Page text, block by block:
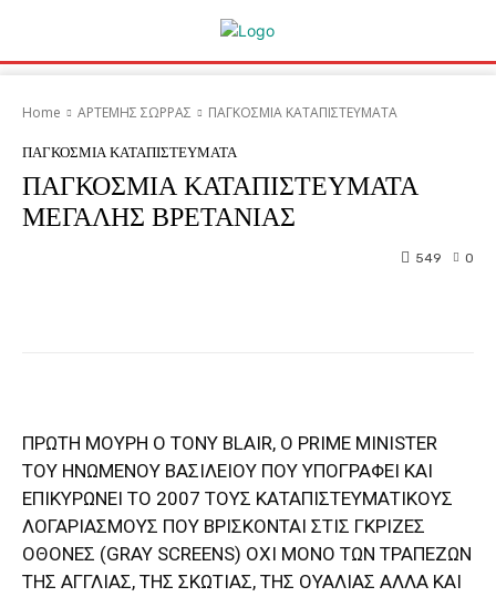
Home ΑΡΤΕΜΗΣ ΣΩΡΡΑΣ ΠΑΓΚΟΣΜΙΑ ΚΑΤΑΠΙΣΤΕΥΜΑΤΑ
ΠΑΓΚΟΣΜΙΑ ΚΑΤΑΠΙΣΤΕΥΜΑΤΑ
ΠΑΓΚΟΣΜΙΑ ΚΑΤΑΠΙΣΤΕΥΜΑΤΑ
ΜΕΓΑΛΗΣ ΒΡΕΤΑΝΙΑΣ
0
549
ΠΡΩΤΗ ΜΟΥΡΗ Ο TONY BLAIR, Ο PRIME MINISTER
ΤΟΥ ΗΝΩΜΕΝΟΥ ΒΑΣΙΛΕΙΟΥ ΠΟΥ ΥΠΟΓΡΑΦΕΙ ΚΑΙ
ΕΠΙΚΥΡΩΝΕΙ ΤΟ 2007 ΤΟΥΣ ΚΑΤΑΠΙΣΤΕΥΜΑΤΙΚΟΥΣ
ΛΟΓΑΡΙΑΣΜΟΥΣ ΠΟΥ ΒΡΙΣΚΟΝΤΑΙ ΣΤΙΣ ΓΚΡΙΖΕΣ
ΟΘΟΝΕΣ (GRAY SCREENS) ΟΧΙ ΜΟΝΟ ΤΩΝ ΤΡΑΠΕΖΩΝ
ΤΗΣ ΑΓΓΛΙΑΣ, ΤΗΣ ΣΚΩΤΙΑΣ, ΤΗΣ ΟΥΑΛΙΑΣ ΑΛΛΑ ΚΑΙ